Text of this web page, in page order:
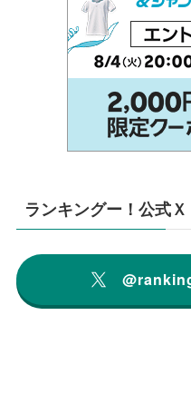
ランキングー！公式Ｘ